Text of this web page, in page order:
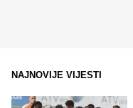
NAJNOVIJE VIJESTI